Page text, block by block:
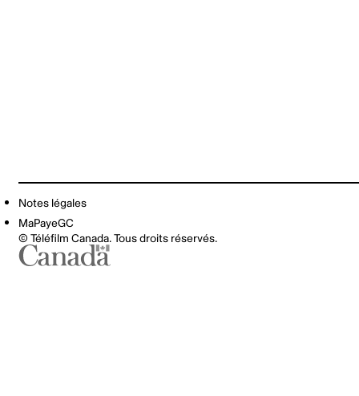
Notes légales
MaPayeGC
© Téléfilm Canada. Tous droits réservés.